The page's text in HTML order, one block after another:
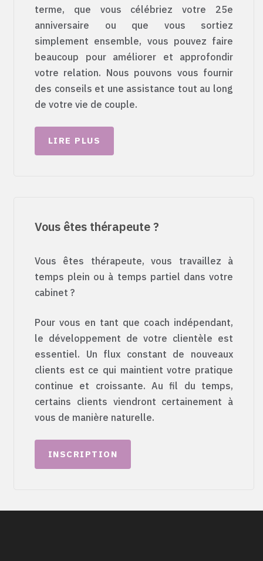
terme, que vous célébriez votre 25e
anniversaire ou que vous sortiez
simplement ensemble, vous pouvez faire
beaucoup pour améliorer et approfondir
votre relation. Nous pouvons vous fournir
des conseils et une assistance tout au long
de votre vie de couple.
LIRE PLUS
Vous êtes thérapeute ?
Vous êtes thérapeute, vous travaillez à
temps plein ou à temps partiel dans votre
cabinet ?
Pour vous en tant que coach indépendant,
le développement de votre clientèle est
essentiel. Un flux constant de nouveaux
clients est ce qui maintient votre pratique
continue et croissante. Au fil du temps,
certains clients viendront certainement à
vous de manière naturelle.
INSCRIPTION